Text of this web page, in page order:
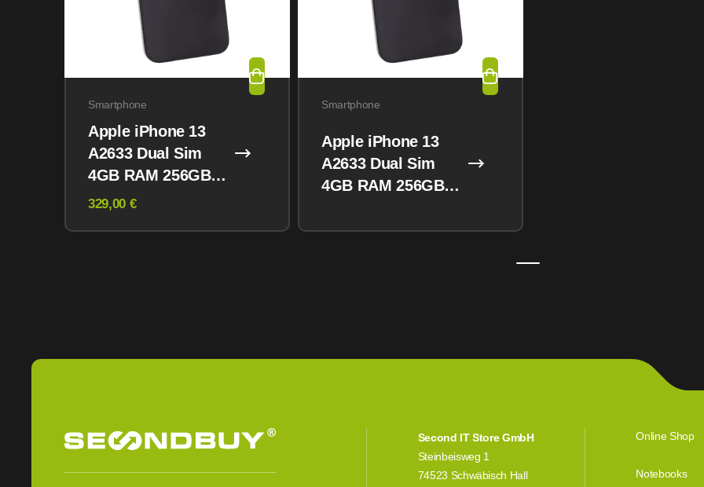
Smartphone
Apple iPhone 13
A2633 Dual Sim
4GB RAM 256GB
Midnight
329,00 €
Smartphone
Apple iPhone 13
A2633 Dual Sim
4GB RAM 256GB
Second IT Store GmbH
Steinbeisweg 1
74523 Schwäbisch Hall
Online Shop
Notebooks